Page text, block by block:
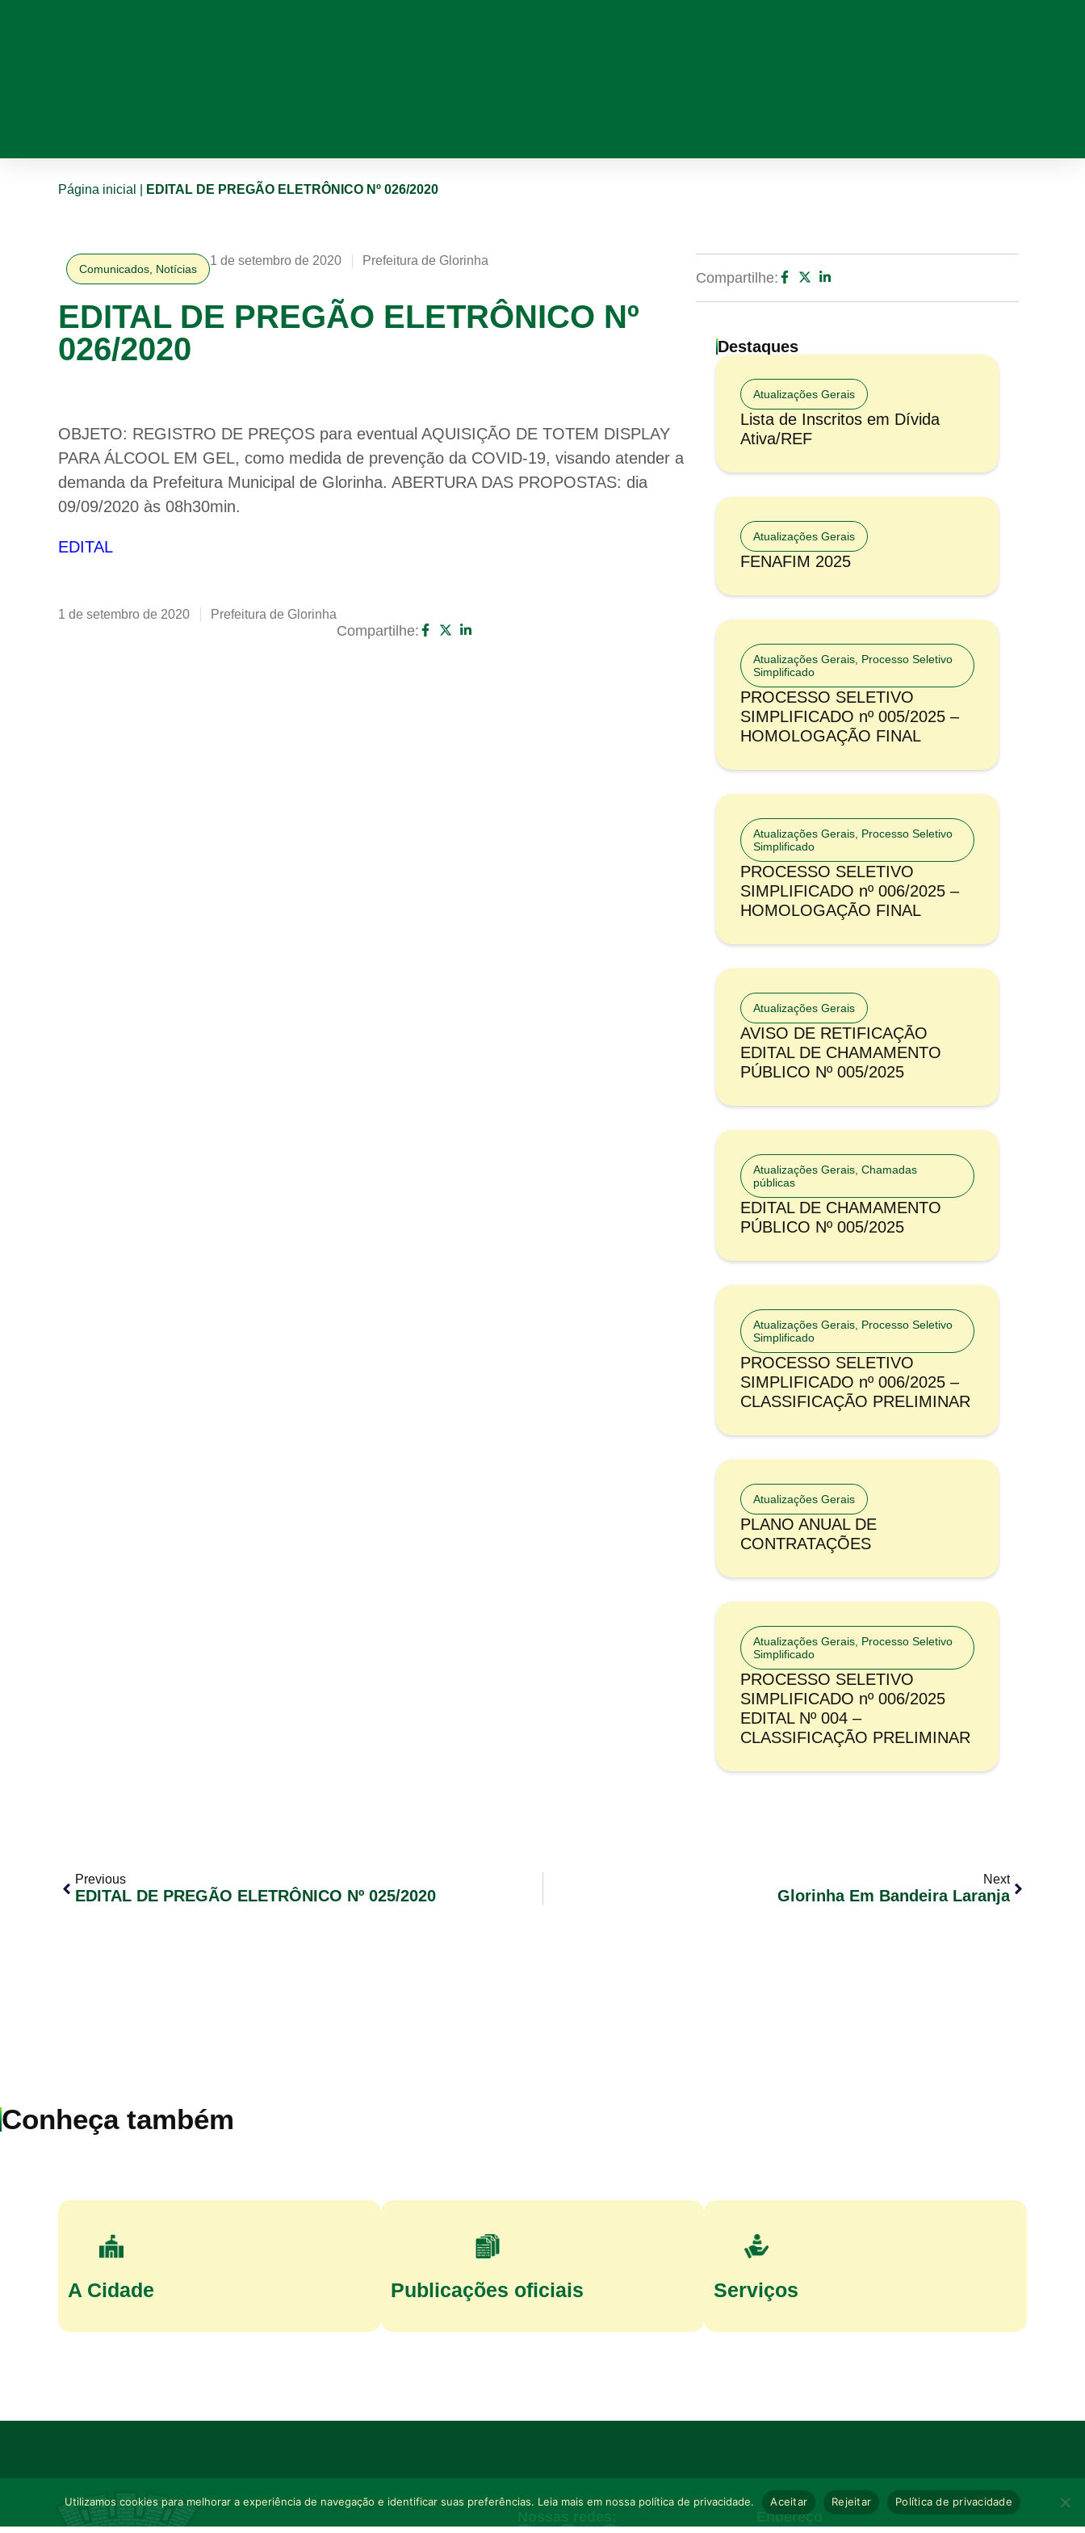
Página inicial EDITAL DE PREGÃO ELETRÔNICO Nº 026/2020
Comunicados Notícias
1 de setembro de 2020 Prefeitura de Glorinha
EDITAL DE PREGÃO ELETRÔNICO Nº
026/2020
OBJETO: REGISTRO DE PREÇOS para eventual AQUISIÇÃO DE TOTEM DISPLAY
PARA ÁLCOOL EM GEL, como medida de prevenção da COVID-19, visando atender a
demanda da Prefeitura Municipal de Glorinha. ABERTURA DAS PROPOSTAS: dia
09/09/2020 às 08h30min.
EDITAL
1 de setembro de 2020 Prefeitura de Glorinha
Compartilhe:
Compartilhe:
Destaques
Atualizações Gerais
Lista de Inscritos em Dívida
Ativa/REF
Atualizações Gerais
FENAFIM 2025
Atualizações Gerais Processo Seletivo
Simplificado
PROCESSO SELETIVO
SIMPLIFICADO nº 005/2025 –
HOMOLOGAÇÃO FINAL
Atualizações Gerais Processo Seletivo
Simplificado
PROCESSO SELETIVO
SIMPLIFICADO nº 006/2025 –
HOMOLOGAÇÃO FINAL
Atualizações Gerais
AVISO DE RETIFICAÇÃO
EDITAL DE CHAMAMENTO
PÚBLICO Nº 005/2025
Atualizações Gerais Chamadas
públicas
EDITAL DE CHAMAMENTO
PÚBLICO Nº 005/2025
Atualizações Gerais Processo Seletivo
Simplificado
PROCESSO SELETIVO
SIMPLIFICADO nº 006/2025 –
CLASSIFICAÇÃO PRELIMINAR
Atualizações Gerais
PLANO ANUAL DE
CONTRATAÇÕES
Atualizações Gerais Processo Seletivo
Simplificado
PROCESSO SELETIVO
SIMPLIFICADO nº 006/2025
EDITAL Nº 004 –
CLASSIFICAÇÃO PRELIMINAR
Previous
EDITAL DE PREGÃO ELETRÔNICO Nº 025/2020
Next
Glorinha Em Bandeira Laranja
Conheça também
A Cidade Publicações oficiais Serviços
Endereço
Utilizamos cookies para melhorar a experiência de navegação e identificar suas preferências. Leia mais em nossa política de privacidade. Aceitar Rejeitar Política de privacidade